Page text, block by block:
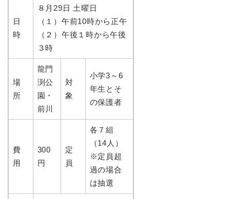
日
時
８月29日 土曜日
（１）午前10時から正午
（２）午後１時から午後
３時
場
所
龍門
渕公
園・
前川
対
象
小学3～6
年生とそ
の保護者
費
用
300
円
定
員
各７組
（14人）
※定員超
過の場合
は抽選